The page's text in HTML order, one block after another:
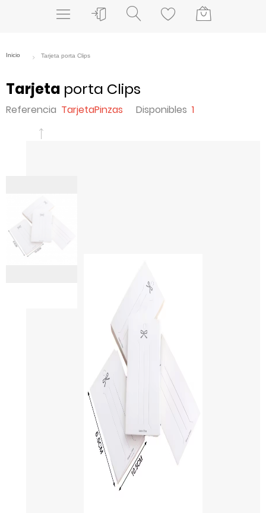
Tarjeta porta Clips
Referencia TarjetaPinzas Disponibles 1